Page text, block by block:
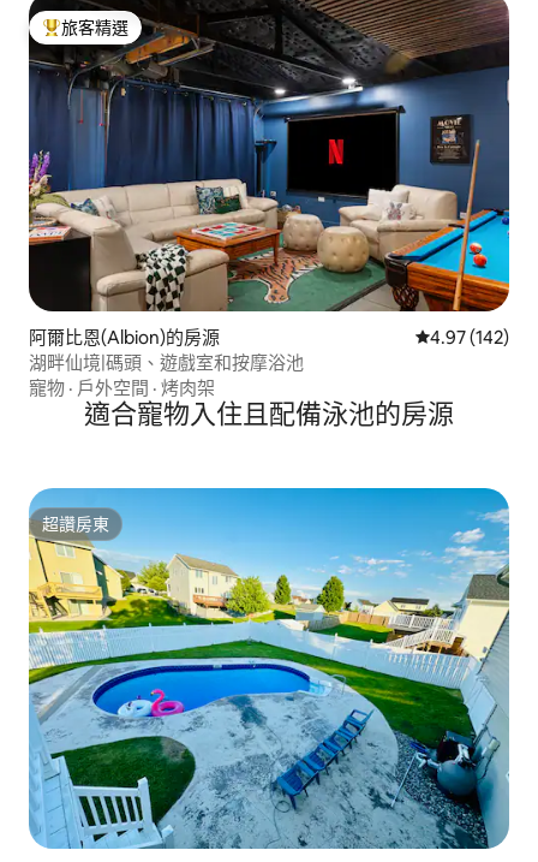
旅客精選榜首
旅客精選
阿爾比恩(Albion)的房源 從 142 則評價
4.97 (142)
湖畔仙境|碼頭、遊戲室和按摩浴池
寵物 · 戶外空間 · 烤肉架
適合寵物入住且配備泳池的房源
超讚房東
超讚房東